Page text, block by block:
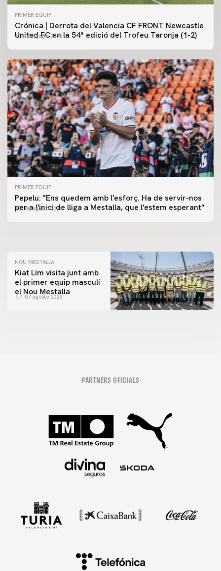
PRIMER EQUIP
Crónica | Derrota del Valencia CF FRONT Newcastle
United FC en la 54ª edició del Trofeu Taronja (1-2)
08 agosto 2026
PRIMER EQUIP
Pepelu: "Ens quedem amb l'esforç. Ha de servir-nos
per a l'inici de lliga a Mestalla, que l'estem esperant"
08 agosto 2026
PRIMER EQUIP
📸 #ValenciaNUFC
PRIMER EQUIP
MESTALLA 📍
NOU MESTALLA
Kiat Lim visita junt amb
el primer equip masculí
el Nou Mestalla
07 agosto 2026
PARTNERS OFICIALS